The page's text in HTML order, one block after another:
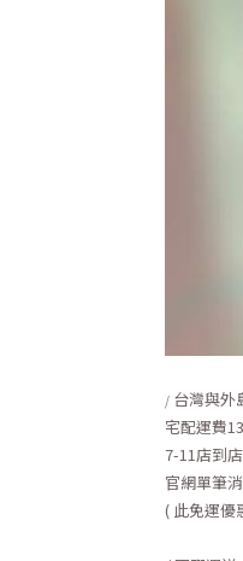
/ 台灣與外
宅配運費
7-11店到
官網單筆
( 此免運優